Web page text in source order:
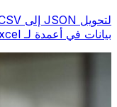
بيانات في أعمدة لـ Excel، مجاناً.